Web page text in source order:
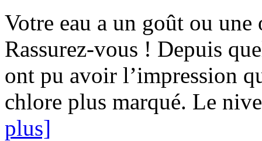
Votre eau a un goût ou
Rassurez-vous ! Depuis
ont pu avoir l’impression
chlore plus marqué. Le
plus]